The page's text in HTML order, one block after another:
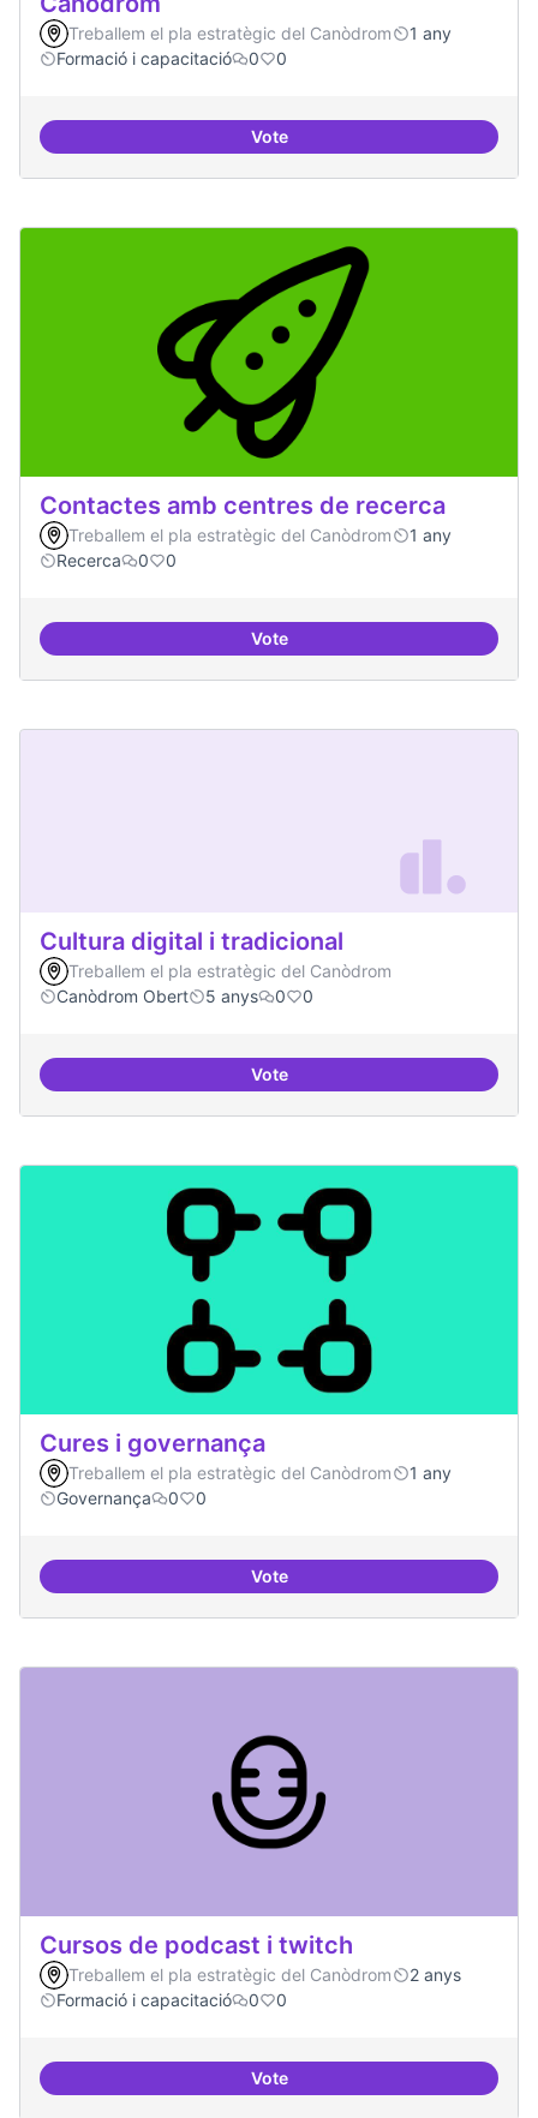
Treballem el pla estratègic del Canòdrom
1 any
Formació i capacitació
0 0
VoteConsolidar oferta antena
Contactes amb centres de recerca
Treballem el pla estratègic del Canòdrom
1 any
Recerca
0 0
VoteContactes amb centres de
Cultura digital i tradicional
Treballem el pla estratègic del Canòdrom
Canòdrom Obert
5 anys 0 0
VoteCultura digital i tradicional
Cures i governança
Treballem el pla estratègic del Canòdrom
1 any
Governança
0 0
VoteCures i governança
Cursos de podcast i twitch
Treballem el pla estratègic del Canòdrom
2 anys
Formació i capacitació
0 0
VoteCursos de podcast i twitch